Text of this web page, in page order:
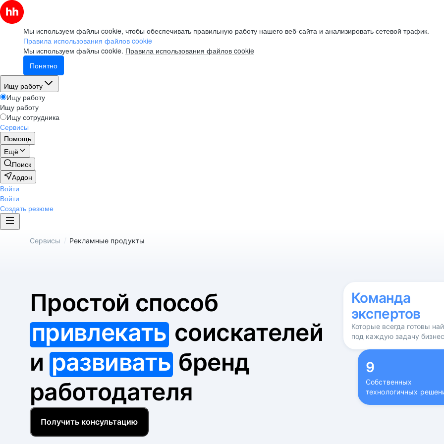
Мы используем файлы cookie, чтобы обеспечивать правильную работу нашего веб-сайта и анализировать сетевой трафик.
Правила использования файлов cookie
Мы используем файлы cookie. Правила использования файлов cookie
Понятно
Ищу работу
Ищу работу
Ищу работу
Ищу сотрудника
Сервисы
Помощь
Ещё
Поиск
Ардон
Войти
Войти
Создать резюме
Сервисы / Рекламные продукты
Простой способ
привлекатьсоискателей
и развивать бренд
работодателя
Получить консультацию
Команда
экспертов
Которые всегда готовы
под каждую задачу
9
Собственных
технологичных